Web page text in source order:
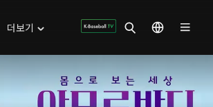
더보기